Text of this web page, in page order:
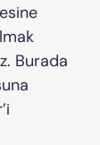
Burada